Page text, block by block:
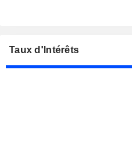
Taux d'Intérêts